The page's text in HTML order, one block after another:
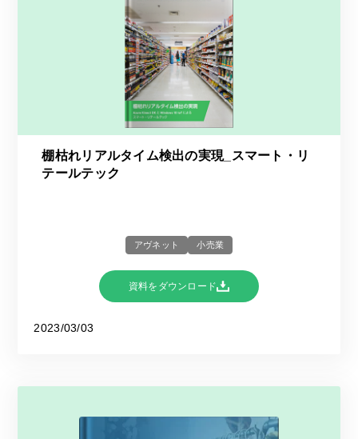
棚枯れリアルタイム検出の実現_スマート・リ
テールテック
アヴネット 小売業
資料をダウンロード
2023/03/03